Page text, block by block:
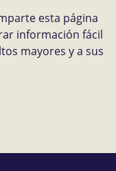
esta página
información fácil
mayores y a sus